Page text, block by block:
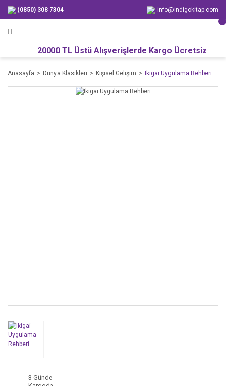
(0850) 308 7304 info@indigokitap.com
20000 TL Üstü Alışverişlerde Kargo Ücretsiz
Anasayfa Dünya Klasikleri Kişisel Gelişim Ikigai Uygulama Rehberi
3 Günde